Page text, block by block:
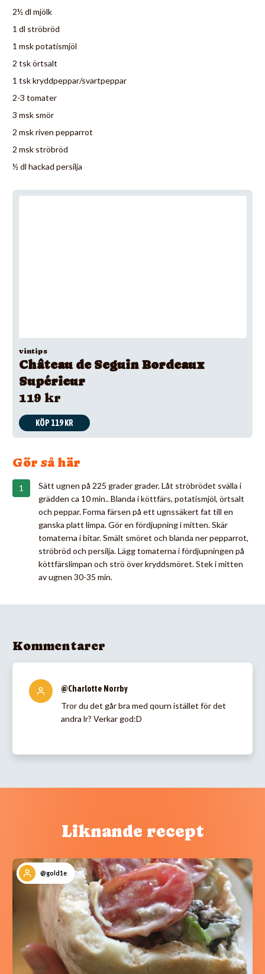
2½ dl mjölk
1 dl ströbröd
1 msk potatismjöl
2 tsk örtsalt
1 tsk kryddpeppar/svartpeppar
2-3 tomater
3 msk smör
2 msk riven pepparrot
2 msk ströbröd
½ dl hackad persilja
vintips
Château de Seguin Bordeaux
Supérieur
119 kr
KÖP 119 KR
Gör så här
Sätt ugnen på 225 grader grader. Låt ströbrödet svälla i
grädden ca 10 min.. Blanda i köttfärs, potatismjöl, örtsalt
och peppar. Forma färsen på ett ugnssäkert fat till en
ganska platt limpa. Gör en fördjupning i mitten. Skär
tomaterna i bitar. Smält smöret och blanda ner pepparrot,
ströbröd och persilja. Lägg tomaterna i fördjupningen på
köttfärslimpan och strö över kryddsmöret. Stek i mitten
av ugnen 30-35 min.
Kommentarer
@Charlotte Norrby
Tror du det går bra med qourn istället för det
andra lr? Verkar god:D
Liknande recept
@gold1e